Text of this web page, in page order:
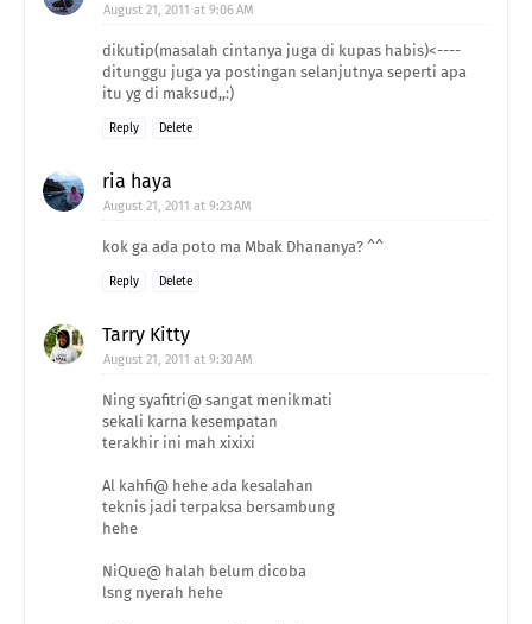
August 21, 2011 at 9:06 AM
dikutip(masalah cintanya juga di kupas habis)<----
ditunggu juga ya postingan selanjutnya seperti apa
itu yg di maksud,,:)
Reply Delete
ria haya
August 21, 2011 at 9:23 AM
kok ga ada poto ma Mbak Dhananya? ^^
Reply Delete
Tarry Kitty
August 21, 2011 at 9:30 AM
Ning syafitri@ sangat menikmati
sekali karna kesempatan
terakhir ini mah xixixi
Al kahfi@ hehe ada kesalahan
teknis jadi terpaksa bersambung
hehe
NiQue@ halah belum dicoba
lsng nyerah hehe